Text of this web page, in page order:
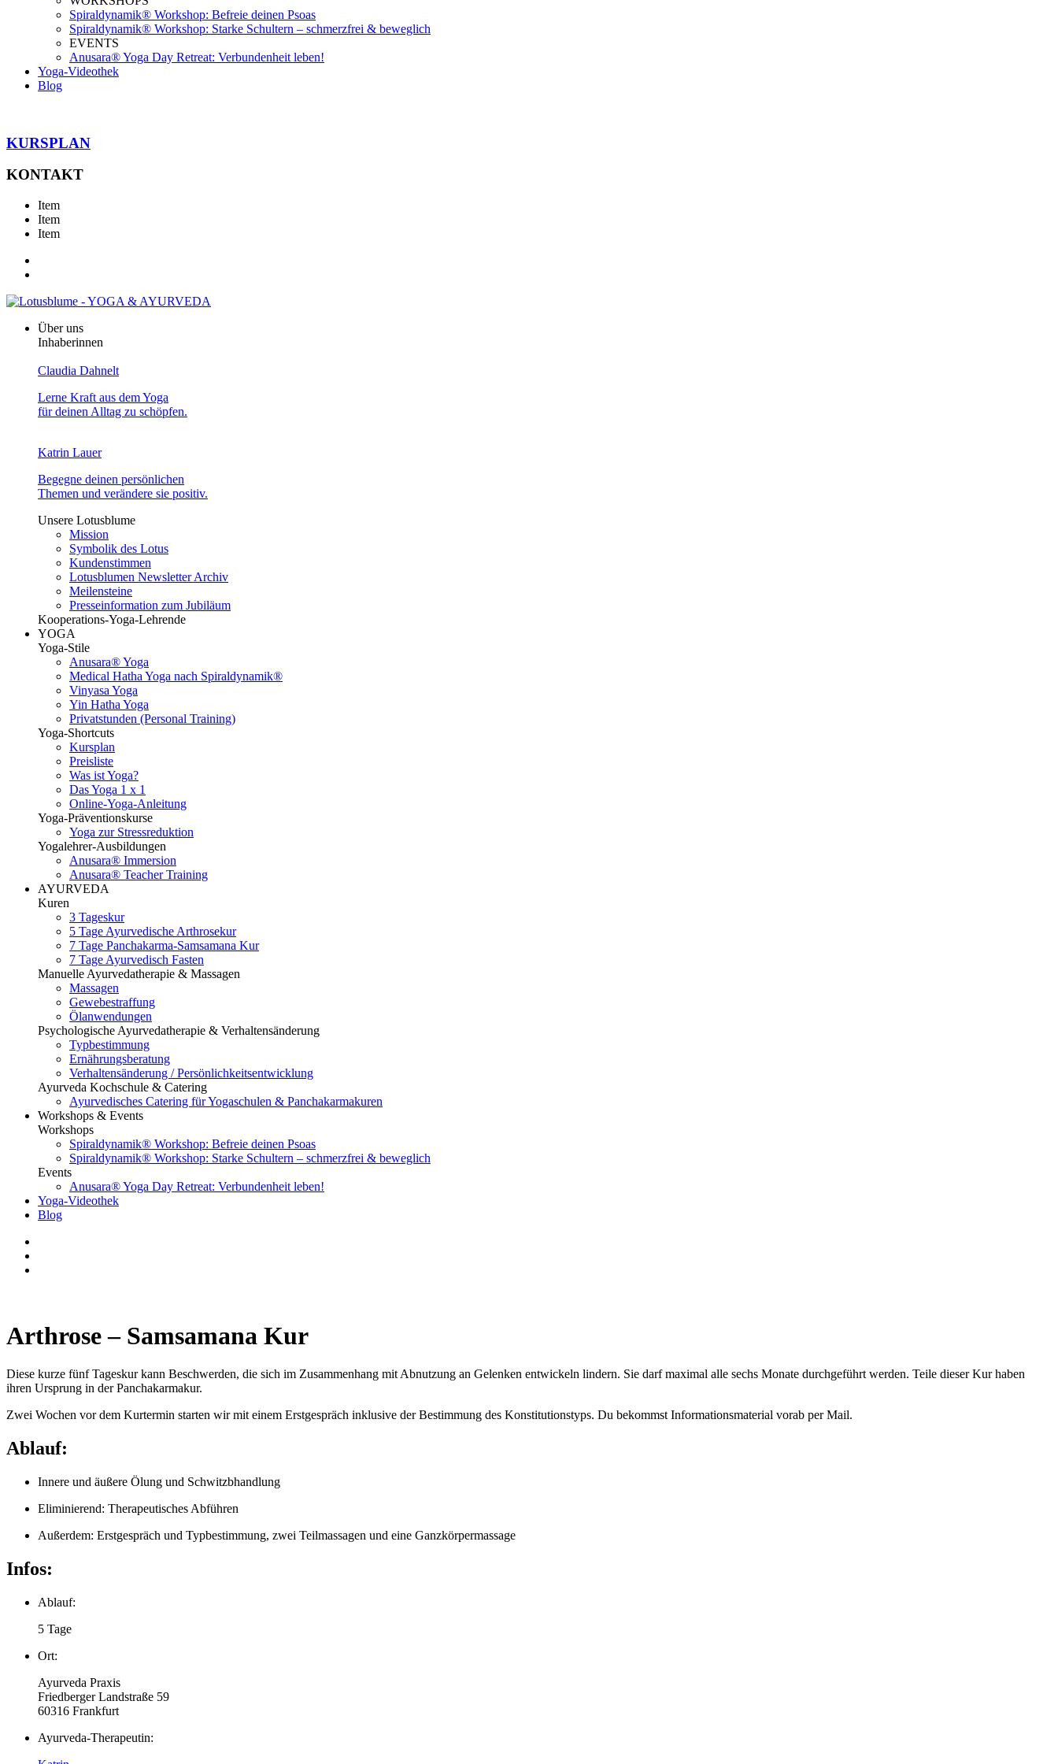
Spiraldynamik® Workshop: Befreie deinen Psoas
Spiraldynamik® Workshop: Starke Schultern – schmerzfrei & beweglich
EVENTS
Anusara® Yoga Day Retreat: Verbundenheit leben!
Yoga-Videothek
Blog
KURSPLAN
KONTAKT
Item
Item
Item
Über uns
Inhaberinnen
Claudia Dahnelt
Lerne Kraft aus dem Yoga
für deinen Alltag zu schöpfen.
Katrin Lauer
Begegne deinen persönlichen
Themen und verändere sie positiv.
Unsere Lotusblume
Mission
Symbolik des Lotus
Kundenstimmen
Lotusblumen Newsletter Archiv
Meilensteine
Presseinformation zum Jubiläum
Kooperations-Yoga-Lehrende
YOGA
Yoga-Stile
Anusara® Yoga
Medical Hatha Yoga nach Spiraldynamik®
Vinyasa Yoga
Yin Hatha Yoga
Privatstunden (Personal Training)
Yoga-Shortcuts
Kursplan
Preisliste
Was ist Yoga?
Das Yoga 1 x 1
Online-Yoga-Anleitung
Yoga-Präventionskurse
Yoga zur Stressreduktion
Yogalehrer-Ausbildungen
Anusara® Immersion
Anusara® Teacher Training
AYURVEDA
Kuren
3 Tageskur
5 Tage Ayurvedische Arthrosekur
7 Tage Panchakarma-Samsamana Kur
7 Tage Ayurvedisch Fasten
Manuelle Ayurvedatherapie & Massagen
Massagen
Gewebestraffung
Ölanwendungen
Psychologische Ayurvedatherapie & Verhaltensänderung
Typbestimmung
Ernährungsberatung
Verhaltensänderung / Persönlichkeitsentwicklung
Ayurveda Kochschule & Catering
Ayurvedisches Catering für Yogaschulen & Panchakarmakuren
Workshops & Events
Workshops
Spiraldynamik® Workshop: Befreie deinen Psoas
Spiraldynamik® Workshop: Starke Schultern – schmerzfrei & beweglich
Events
Anusara® Yoga Day Retreat: Verbundenheit leben!
Yoga-Videothek
Blog
Arthrose – Samsamana Kur
Diese kurze fünf Tageskur kann Beschwerden, die sich im Zusammenhang mit Abnutzung an Gelenken entwickeln lindern. Sie darf maximal alle sechs Monate durchgeführt werden. Teile dieser Kur haben
ihren Ursprung in der Panchakarmakur.
Zwei Wochen vor dem Kurtermin starten wir mit einem Erstgespräch inklusive der Bestimmung des Konstitutionstyps. Du bekommst Informationsmaterial vorab per Mail.
Ablauf:
Innere und äußere Ölung und Schwitzbhandlung
Eliminierend: Therapeutisches Abführen
Außerdem: Erstgespräch und Typbestimmung, zwei Teilmassagen und eine Ganzkörpermassage
Infos:
Ablauf:
5 Tage
Ort:
Ayurveda Praxis
Friedberger Landstraße 59
60316 Frankfurt
Ayurveda-Therapeutin: